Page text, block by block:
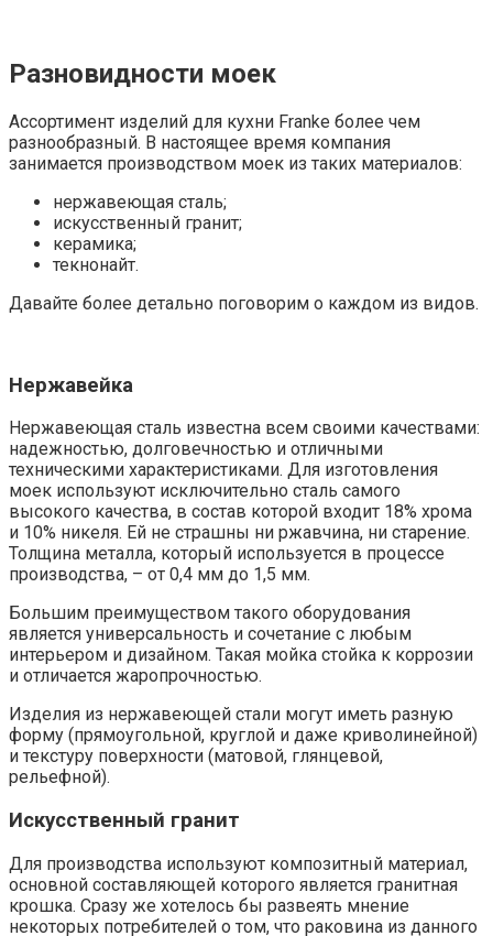
Разновидности моек
Ассортимент изделий для кухни Franke более чем
разнообразный. В настоящее время компания
занимается производством моек из таких материалов:
нержавеющая сталь;
искусственный гранит;
керамика;
текнонайт.
Давайте более детально поговорим о каждом из видов.
Нержавейка
Нержавеющая сталь известна всем своими качествами:
надежностью, долговечностью и отличными
техническими характеристиками. Для изготовления
моек используют исключительно сталь самого
высокого качества, в состав которой входит 18% хрома
и 10% никеля. Ей не страшны ни ржавчина, ни старение.
Толщина металла, который используется в процессе
производства, – от 0,4 мм до 1,5 мм.
Большим преимуществом такого оборудования
является универсальность и сочетание с любым
интерьером и дизайном. Такая мойка стойка к коррозии
и отличается жаропрочностью.
Изделия из нержавеющей стали могут иметь разную
форму (прямоугольной, круглой и даже криволинейной)
и текстуру поверхности (матовой, глянцевой,
рельефной).
Искусственный гранит
Для производства используют композитный материал,
основной составляющей которого является гранитная
крошка. Сразу же хотелось бы развеять мнение
некоторых потребителей о том, что раковина из данного